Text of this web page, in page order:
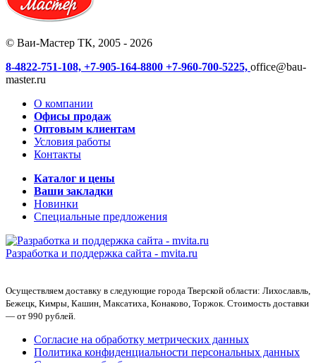
© Ваи-Мастер ТК, 2005 - 2026
8-4822-751-108, +7-905-164-8800 +7-960-700-5225, office@bau-
master.ru
О компании
Офисы продаж
Оптовым клиентам
Условия работы
Контакты
Каталог и цены
Ваши закладки
Новинки
Специальные предложения
Разработка и поддержка сайта - mvita.ru
Осуществляем доставку в следующие города Тверской области: Лихославль,
Бежецк, Кимры, Кашин, Максатиха, Конаково, Торжок. Стоимость доставки
— от 990 рублей.
Согласие на обработку метрических данных
Политика конфиденциальности персональных данных